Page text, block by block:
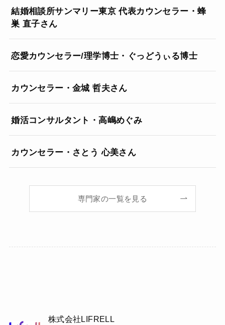
結婚相談所サンマリー東京 代表カウンセラー・蜂
巣 直子さん
恋愛カウンセラー/理学博士・ぐっどうぃる博士
カウンセラー・金城 哲夫さん
婚活コンサルタント・高嶋めぐみ
カウンセラー・さとう 心美さん
専門家の一覧を見る
株式会社LIFRELL